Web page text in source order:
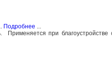
Подробнее ...
при